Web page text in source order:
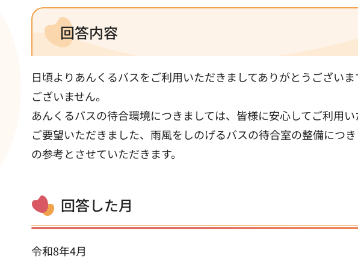
回答内容
日頃よりあんくるバスをご利用いただきましてありがとうござい
ございません。
あんくるバスの待合環境につきましては、皆様に安心してご利用
ご要望いただきました、雨風をしのげるバスの待合室の整備につ
の参考とさせていただきます。
回答した月
令和8年4月